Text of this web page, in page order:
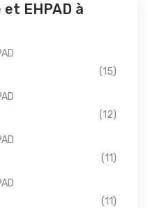
EHPAD à
(15)
(12)
(11)
(11)